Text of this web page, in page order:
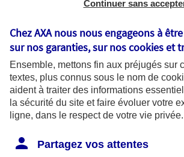
Sièges sociaux : 313 Terrasses
Coordonnées de l'Autorité de
prudentiel et de résolution
Place de Budapest - CS 92459
Paris Cedex 09. Le détail des
recours et de réclamation et les
disponibles sur le site axa.fr.
Continuer sans
Chez AXA nous nous engageons à
sur nos garanties, sur noscookies et
Ensemble, mettons fin aux préjugés sur
textes, plus connus sous le nom de
aident à traiter des informations
la sécurité du site et faire évoluer votre
ligne, dans le respect de votre vie privée.
Partagez vos attentes